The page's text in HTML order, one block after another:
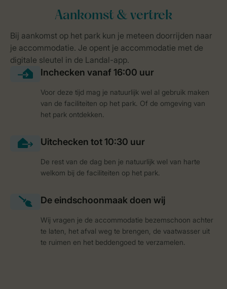
Voor deze tijd mag je natuurlijk wel al gebruik maken
van de faciliteiten op het park. Of de omgeving van
het park ontdekken.
De rest van de dag ben je natuurlijk wel van harte
welkom bij de faciliteiten op het park.
Wij vragen je de accommodatie bezemschoon achter
te laten, het afval weg te brengen, de vaatwasser uit
te ruimen en het beddengoed te verzamelen.